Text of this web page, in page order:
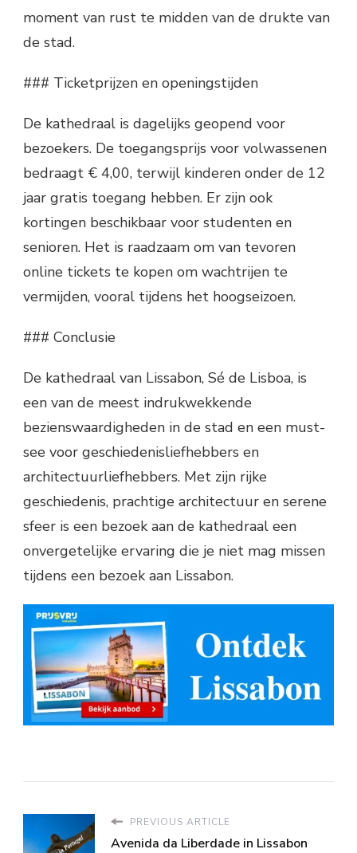
moment van rust te midden van de drukte van
de stad.
### Ticketprijzen en openingstijden
De kathedraal is dagelijks geopend voor
bezoekers. De toegangsprijs voor volwassenen
bedraagt € 4,00, terwijl kinderen onder de 12
jaar gratis toegang hebben. Er zijn ook
kortingen beschikbaar voor studenten en
senioren. Het is raadzaam om van tevoren
online tickets te kopen om wachtrijen te
vermijden, vooral tijdens het hoogseizoen.
### Conclusie
De kathedraal van Lissabon, Sé de Lisboa, is
een van de meest indrukwekkende
bezienswaardigheden in de stad en een must-
see voor geschiedenisliefhebbers en
architectuurliefhebbers. Met zijn rijke
geschiedenis, prachtige architectuur en serene
sfeer is een bezoek aan de kathedraal een
onvergetelijke ervaring die je niet mag missen
tijdens een bezoek aan Lissabon.
PREVIOUS ARTICLE
Avenida da Liberdade in Lissabon